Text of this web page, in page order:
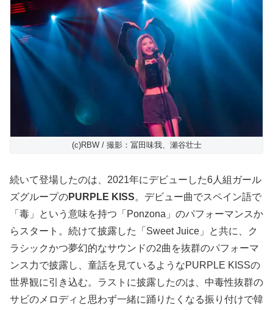
(c)RBW / 撮影：冨田味我、瀬谷壮士
続いて登場したのは、2021年にデビューした6人組ガール
ズグループのPURPLE KISS。デビュー曲でスペイン語で
「毒」という意味を持つ「Ponzona」のパフォーマンスか
らスタート。続けて披露した「Sweet Juice」と共に、ク
ラシックかつ夢幻的なサウンドの2曲を抜群のパフォーマ
ンス力で披露し、童話を見ているようなPURPLE KISSの
世界観に引き込む。ラストに披露したのは、中毒性抜群の
サビのメロディと思わず一緒に踊りたくなる振り付けで韓